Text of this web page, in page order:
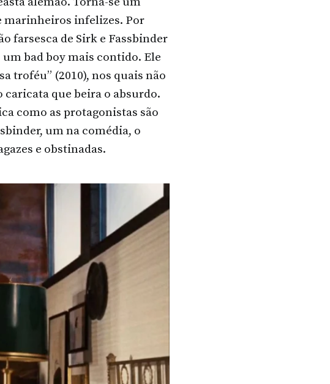
marinheiros infelizes. Por
farsesca de Sirk e Fassbinder
bad boy mais contido. Ele
troféu” (2010), nos quais não
que beira o absurdo.
como as protagonistas são
um na comédia, o
e obstinadas.